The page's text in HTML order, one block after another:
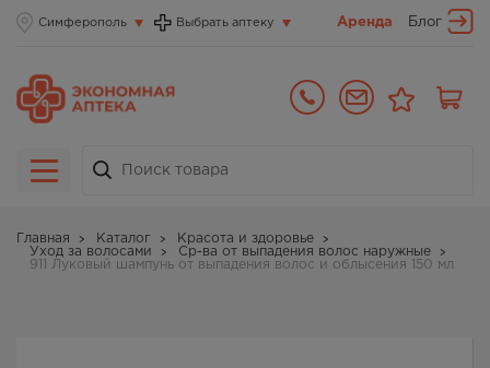
Симферополь Выбрать аптеку Аренда Блог
Главная Каталог
Красота и здоровье
Уход за волосами
Ср-ва от выпадения волос наружные
911 Луковый шампунь от выпадения волос и облысения 150 мл